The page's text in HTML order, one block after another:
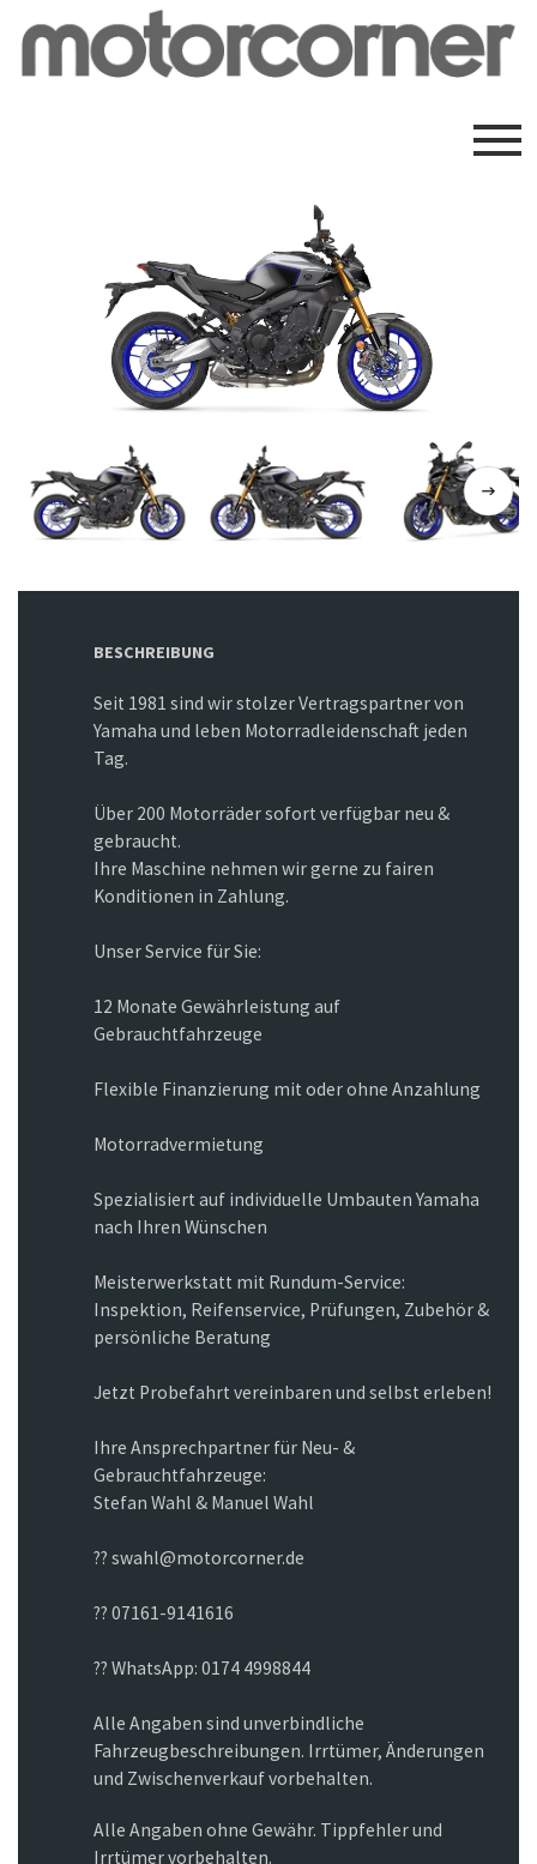
Previous
BESCHREIBUNG
Seit 1981 sind wir stolzer Vertragspartner von
Yamaha und leben Motorradleidenschaft jeden
Tag.
Über 200 Motorräder sofort verfügbar neu &
gebraucht.
Ihre Maschine nehmen wir gerne zu fairen
Konditionen in Zahlung.
Unser Service für Sie:
12 Monate Gewährleistung auf
Gebrauchtfahrzeuge
Flexible Finanzierung mit oder ohne Anzahlung
Motorradvermietung
Spezialisiert auf individuelle Umbauten Yamaha
nach Ihren Wünschen
Meisterwerkstatt mit Rundum-Service:
Inspektion, Reifenservice, Prüfungen, Zubehör &
persönliche Beratung
Jetzt Probefahrt vereinbaren und selbst erleben!
Ihre Ansprechpartner für Neu- &
Gebrauchtfahrzeuge:
Stefan Wahl & Manuel Wahl
?? swahl@motorcorner.de
?? 07161-9141616
?? WhatsApp: 0174 4998844
Alle Angaben sind unverbindliche
Fahrzeugbeschreibungen. Irrtümer, Änderungen
und Zwischenverkauf vorbehalten.
Alle Angaben ohne Gewähr. Tippfehler und
Irrtümer vorbehalten.